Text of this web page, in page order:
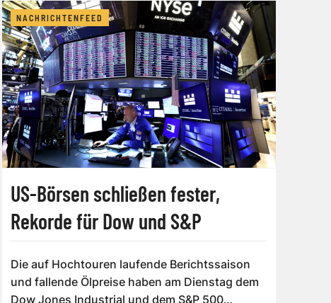
NACHRICHTENFEED
US-Börsen schließen fester,
Rekorde für Dow und S&P
Die auf Hochtouren laufende Berichtssaison
und fallende Ölpreise haben am Dienstag dem
Dow Jones Industrial und dem S&P 500